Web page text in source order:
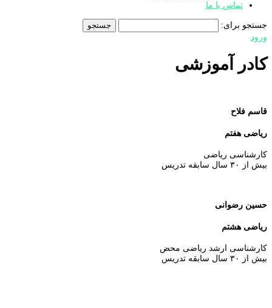
تماس با ما
جستجو برای:
ورود
کادر آموزشی
قاسم فلاح
ریاضی هفتم
کارشناسی ریاضی
بیش از ۳۰ سال سابقه تدریس
حسین رضوانی
ریاضی هشتم
کارشناسی ارشد ریاضی محض
بیش از ۳۰ سال سابقه تدریس